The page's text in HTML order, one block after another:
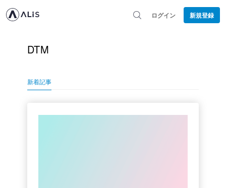
ログイン 新規登録
DTM
新着記事